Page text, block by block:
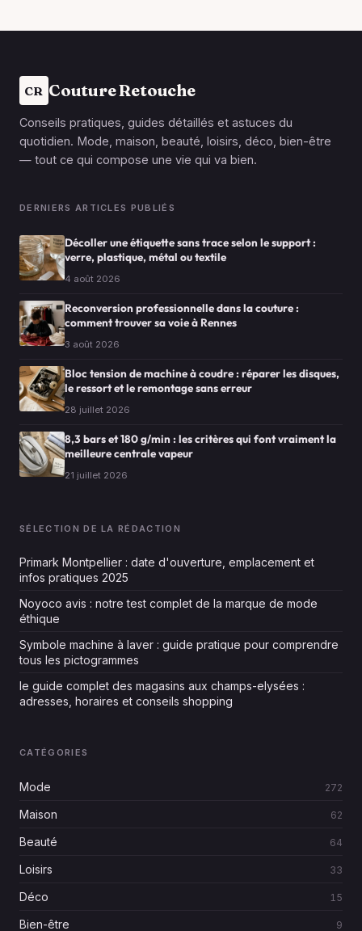
CR Couture Retouche
Conseils pratiques, guides détaillés et astuces du
quotidien. Mode, maison, beauté, loisirs, déco, bien-être
— tout ce qui compose une vie qui va bien.
DERNIERS ARTICLES PUBLIÉS
Décoller une étiquette sans trace selon le support :
verre, plastique, métal ou textile
4 août 2026
Reconversion professionnelle dans la couture :
comment trouver sa voie à Rennes
3 août 2026
Bloc tension de machine à coudre : réparer les disques,
le ressort et le remontage sans erreur
28 juillet 2026
8,3 bars et 180 g/min : les critères qui font vraiment la
meilleure centrale vapeur
21 juillet 2026
SÉLECTION DE LA RÉDACTION
Primark Montpellier : date d'ouverture, emplacement et
infos pratiques 2025
Noyoco avis : notre test complet de la marque de mode
éthique
Symbole machine à laver : guide pratique pour comprendre
tous les pictogrammes
le guide complet des magasins aux champs-elysées :
adresses, horaires et conseils shopping
CATÉGORIES
Mode 272
Maison 62
Beauté 64
Loisirs 33
Déco 15
Bien-être 9